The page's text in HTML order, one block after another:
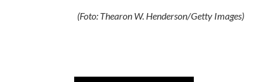
(Foto: Thearon W. Henderson/Getty Images)